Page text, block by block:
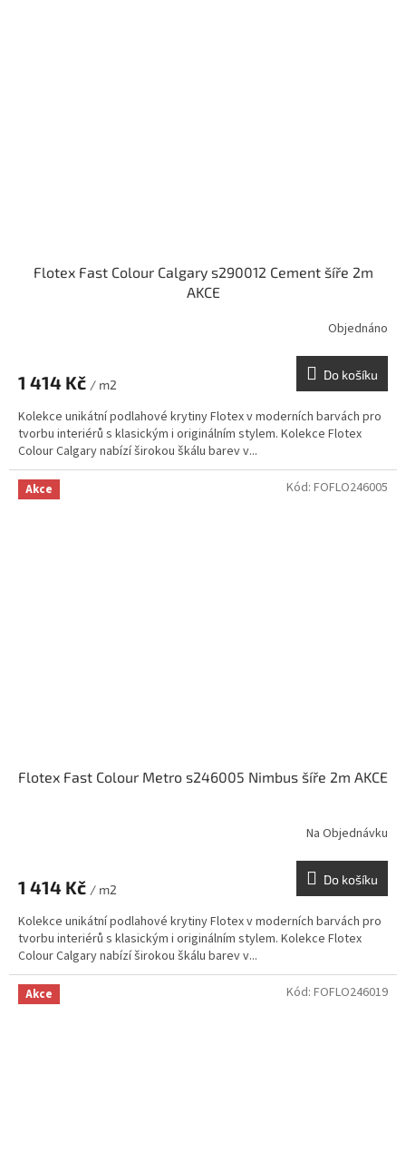
Flotex Fast Colour Calgary s290012 Cement šíře 2m
AKCE
Objednáno
1 414 Kč / m2
Do košíku
Kolekce unikátní podlahové krytiny Flotex v moderních barvách pro
tvorbu interiérů s klasickým i originálním stylem. Kolekce Flotex
Colour Calgary nabízí širokou škálu barev v...
Akce
Flotex Fast Colour Metro s246005 Nimbus šíře 2m AKCE
Na Objednávku
1 414 Kč / m2
Do košíku
Kolekce unikátní podlahové krytiny Flotex v moderních barvách pro
tvorbu interiérů s klasickým i originálním stylem. Kolekce Flotex
Colour Calgary nabízí širokou škálu barev v...
Kód: FOFLO246005
Akce Kód: FOFLO246019